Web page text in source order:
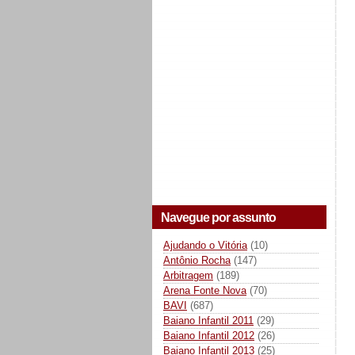
Navegue por assunto
Ajudando o Vitória (10)
Antônio Rocha (147)
Arbitragem (189)
Arena Fonte Nova (70)
BAVI (687)
Baiano Infantil 2011 (29)
Baiano Infantil 2012 (26)
Baiano Infantil 2013 (25)